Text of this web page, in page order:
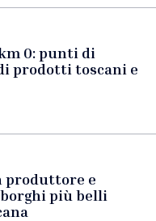
0: punti di
prodotti toscani e
produttore e
più belli